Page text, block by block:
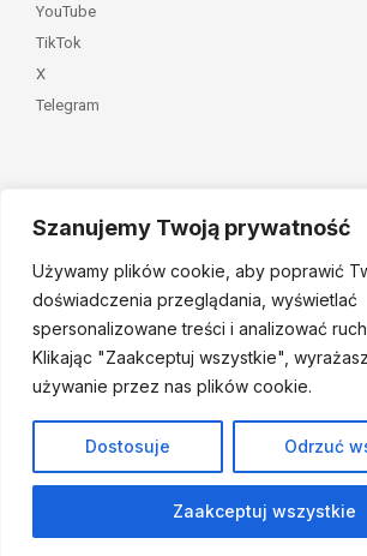
Szanujemy Twoją prywatność
Używamy plików cookie, aby poprawić
doświadczenia przeglądania, wyświetlać
spersonalizowane treści i analizować
Klikając "Zaakceptuj wszystkie",
używanie przez nas plików cookie.
Dostosuje Odrzuć
Zaakceptuj wszystkie
YouTube
TikTok
X
Telegram
Należymy do
© 2026 Fundacja Dajemy Dzieciom Siłę •